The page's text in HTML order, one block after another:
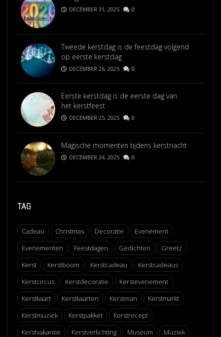
DECEMBER 31, 2025 0
Tweede kerstdag is de feestdag volgend
op eerste kerstdag
DECEMBER 26, 2025 0
Eerste kerstdag is de eerste dag van
het kerstfeest
DECEMBER 25, 2025 0
Magische momenten tijdens kerstnacht
DECEMBER 24, 2025 0
TAG
Cadeau Christmas Decoratie
Evenement
Evenementen
Feestdagen Gedichten
Greetz
Kerst
Kerstboom Kerstcadeau
Kerstcadeaus
Kerstcircus
Kerstdecoratie
Kerstevenement
Kerstkaart
Kerstkaarten Kerstman
Kerstmarkt
Kerstmuziek
Kerstpakket
Kerstrecept
Kerstvakantie
Kerstverlichting Museum Muziek